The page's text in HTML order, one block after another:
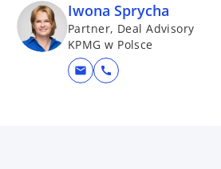
Iwona Sprycha
Partner, Deal Advisory
KPMG w Polsce
mail call